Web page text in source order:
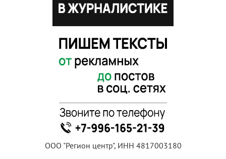
ООО "Регион центр", ИНН 4817003180